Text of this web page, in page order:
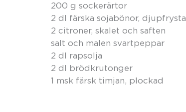
200 g sockerärtor
2 dl färska sojabönor, djupfrysta
2 citroner, skalet och saften
salt och malen svartpeppar
2 dl rapsolja
2 dl brödkrutonger
1 msk färsk timjan, plockad